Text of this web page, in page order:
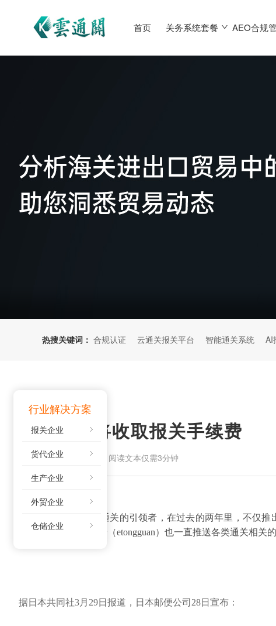
首页 关务系统套餐 AEO合规
行业解决方案
报关企业
货代企业
生产企业
外贸企业
仓储企业
热搜关键词： 合规认证 云通关报关平台 智能通关系统 AI
日本邮便将收取报关手续费
来源： 2021-09-17 阅读文本仅需3分钟
作为智能通关的引领者，在过去的两年里，不仅推
“云通关”公众微信号（etongguan）也一直推送各类通关相关
据日本共同社3月29日报道，日本邮便公司28日宣布：